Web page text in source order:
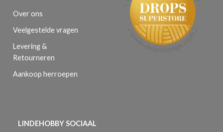
Over ons
Veelgestelde vragen
Levering &
Retourneren
Aankoop herroepen
LINDEHOBBY SOCIAAL